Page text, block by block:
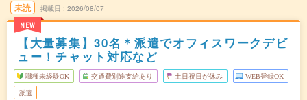
未読
NEW
掲載日 2026/08/07
【大量募集】30名＊派遣でオフィスワークデビ
ュー！チャット対応など
職種未経験OK 交通費別途支給あり 土日祝日が休み WEB登録OK
派遣